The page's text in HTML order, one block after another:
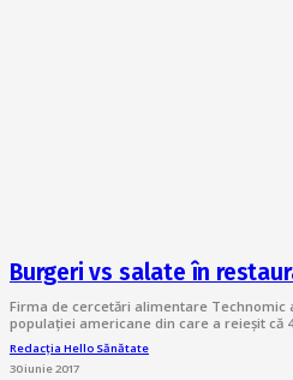
Burgeri vs salate în
Firma de cercetări alimentare Technomic
populației americane din care a reieșit că
Redacția Hello Sănătate
30 iunie 2017